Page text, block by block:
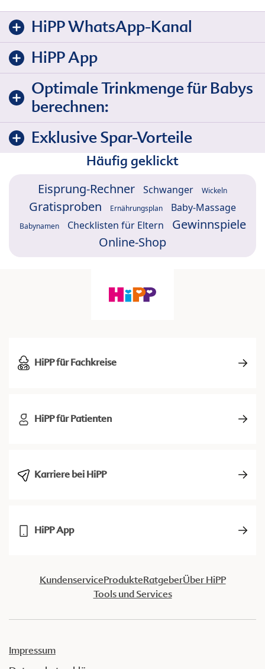
HiPP WhatsApp-Kanal
HiPP App
Optimale Trinkmenge für Babys
berechnen:
Exklusive Spar-Vorteile
Häufig geklickt
Eisprung-Rechner Schwanger Wickeln
Gratisproben Ernährungsplan Baby-Massage
Babynamen Checklisten für Eltern
Gewinnspiele
Online-Shop
HiPP für Fachkreise
HiPP für Patienten
Karriere bei HiPP
HiPP App
KundenserviceProdukteRatgeberÜber HiPP
Tools und Services
Impressum